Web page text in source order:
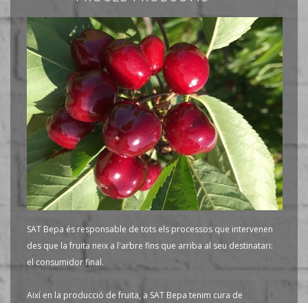
SAT Bepa és responsable de tots els processos que intervenen
des que la fruita neix a l'arbre fins que arriba al seu destinatari:
el consumidor final.
Així en la producció de fruita, a SAT Bepa tenim cura de